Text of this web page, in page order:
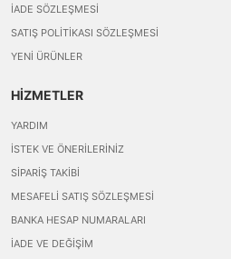
İADE SÖZLEŞMESI
SATIŞ POLITIKASI SÖZLEŞMESI
YENI ÜRÜNLER
HİZMETLER
YARDIM
İSTEK VE ÖNERILERINIZ
SIPARIŞ TAKIBI
MESAFELI SATIŞ SÖZLEŞMESI
BANKA HESAP NUMARALARI
İADE VE DEĞIŞIM